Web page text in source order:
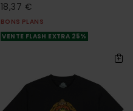
18,37 €
BONS PLANS
VENTE FLASH EXTRA 25%